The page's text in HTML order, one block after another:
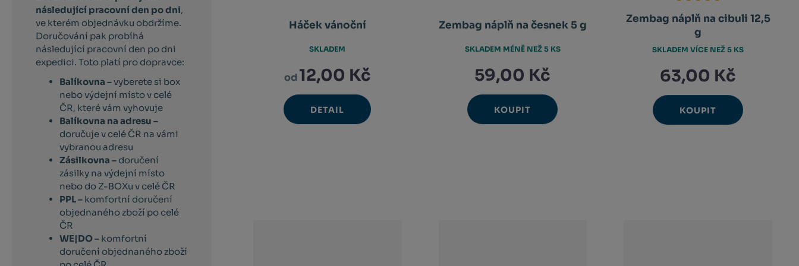
Háček vánoční
od 12,00 Kč
DETAIL
SKLADEM
Zembag náplň na česnek 5 g
59,00 Kč
Změnit
Navýšit
množství
Snížit
Ks
KOUPIT
SKLADEM MÉNĚ NEŽ 5 KS
Zembag náplň na cibuli 12,5
g
63,00 Kč
Změnit
Navýšit
množství
Snížit
Ks
KOUPIT
SKLADEM VÍCE NEŽ 5 KS
následující pracovní den po dni,
ve kterém objednávku obdržíme.
Doručování pak probíhá
následující pracovní den po dni
expedici. Toto platí pro dopravce:
Balíkovna –vyberete si box
nebo výdejní místo v celé
ČR, které vám vyhovuje
Balíkovna na adresu –
doručuje v celé ČR na vámi
vybranou adresu
Zásilkovna – doručení
zásilky na výdejní místo
nebo do Z-BOXu v celé ČR
PPL – komfortní doručení
objednaného zboží po celé
ČR
WE|DO – komfortní
doručení objednaného zboží